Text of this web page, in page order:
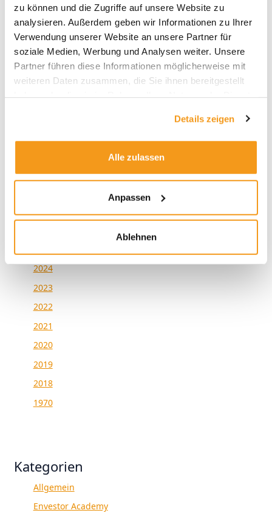
zu können und die Zugriffe auf unsere Website zu
analysieren. Außerdem geben wir Informationen zu Ihrer
Verwendung unserer Website an unsere Partner für
soziale Medien, Werbung und Analysen weiter. Unsere
Partner führen diese Informationen möglicherweise mit
weiteren Daten zusammen, die Sie ihnen bereitgestellt
Details zeigen
Alle zulassen
Anpassen
Ablehnen
Alles zur neuen Privatrente: Der envestor
Altersvorsorgedepot-Rechner
Der Presseclub mit Victor Gojdka (DIE ZEIT) –
Schwedenrente, SpaceX und schiefe Indizes
Archive
2024
2023
2022
2021
2020
2019
2018
1970
Kategorien
Allgemein
Envestor Academy